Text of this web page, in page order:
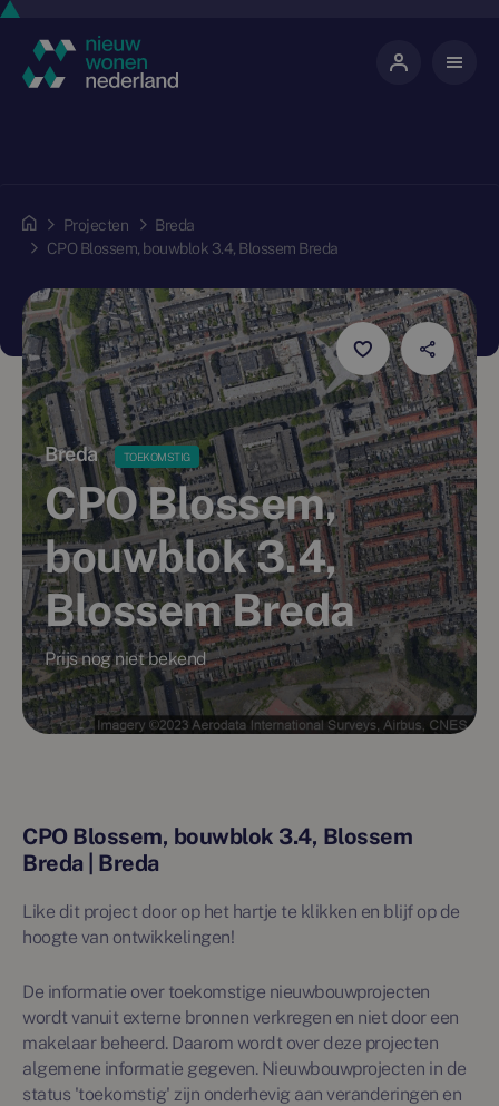
Projecten
Breda
CPO Blossem, bouwblok 3.4, Blossem Breda
Breda TOEKOMSTIG
CPO Blossem,
bouwblok 3.4,
Blossem Breda
Prijs nog niet bekend
CPO Blossem, bouwblok 3.4, Blossem
Breda | Breda
Like dit project door op het hartje te klikken en blijf op de
hoogte van ontwikkelingen!
De informatie over toekomstige nieuwbouwprojecten
wordt vanuit externe bronnen verkregen en niet door een
makelaar beheerd. Daarom wordt over deze projecten
algemene informatie gegeven. Nieuwbouwprojecten in de
status 'toekomstig' zijn onderhevig aan veranderingen en